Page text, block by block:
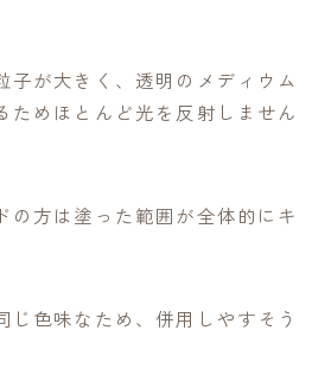
子が大きく、透明のメディウム
ためほとんど光を反射しません
の方は塗った範囲が全体的にキ
じ色味なため、併用しやすそう